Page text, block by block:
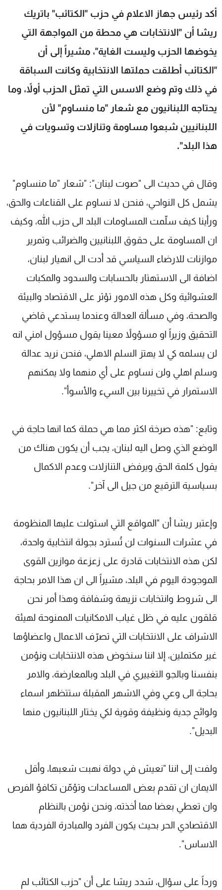
أكد رئيس جهاز الاعلام في حزب "الكتائب" باتريك
ريشا أن "الانتخابات هي محطة من المواجهة التي
يخوضها الحزب وليست الغاية"، مشيراً إلى أن
"الكتائب أطلقت حملتها الانتخابية وكانت السباقة
في ذلك وتم وضع الاسس التي تمثل الحزب أولاً، وما
يحتاجه اللبنانيون مع شعار "ما منساوم" لأن
اللبنانيين شبعوا مساومة وتنازلات وتسويات في
هذا البلد".
وقال في حديث الى "صوت لبنان": "شعار "ما منساوم"
يشمل كل النواحي، فنحن لا نساوم على القناعات والحق،
ورأينا كيف سلّمت المساومات البلد الى حزب الله، وكيف
ان المساومة على حقوق اللبنانيين والضرائب وتمرير
موازنات للارضاء السياسي قد أدت الى انهيار لبنان،
اضافة الى الاستهتار بالحسابات والسدود والمكبات
العشوائية وكل هذه الامور تؤثر على الاقتصاد والبيئة
والصحة، وفي مسألة العدالة وعندما يستدعي قاضي
التحقيق وزيراً او مسؤولاً معينا يقول مسؤول امني انه
لن يسلمه كي لا يهتز السلم الاهلي، فنحن نريد عدالة
وسلم اهلي ولن نساوم على أي منهما ولا يمكنهم
الاستمرار في تخييرنا بين السيء والأسوأ".
وتابع: "هذه صرخة اكثر مما هي حملة كما انها حاجة في
الوضع الذي وصل اليه لبنان، يجب أن يكون هناك من
يقول كلمة الحق ويرفض التنازلات وعدم الاكمال
بسياسية الترقيع من جيل الى آخر".
وإعتبر ريشا أن "المواقع التي استولت عليها المنظومة
في عشرات السنوات لن تُسترد بجولة انتخابية واحدة،
لكن هذه الانتخابات قادرة على زعزعة موازين القوى
الموجودة اليوم في البلد، مشيراً الى ان هذا الامر بحاجة
الى شروط وانتخابات نزيهة وشفافة وهذا أمر نحن
قلقون عليه في ظل غياب الامكانيات الممنوحة لهيئة
الاشراف على الانتخابات التي تصرّف الاعمال واعضاؤها
غير مكتملين، إلا اننا سنخوض هذه الانتخابات ونؤمن
بنفسنا وبالجو التغييري في البلد وبالمعارضة، والامر
بحاجة الى وعي وفي الاشهر المقبلة ستتظهر اسماء
ولوائح جدية ونظيفة وقوية لكي يختار اللبنانيون منها
البديل".
ولفت إلى اننا "نعيش في دولة نهبت شعبها، وأقل
الايمان ان تقدم بعض المساعدات وتؤمّن تكافؤ الفرص
وان تعطي بعضا مما أخذته، ونحن نؤمن بالنظام
الاقتصادي الحر بحيث يكون الفرد والمبادرة الفردية هما
الاساس".
ورداً على سؤال، شدد ريشا على أن "حزب الكتائب لم
شاهد البرامج
الترددات
عن MTV
الإنـتـاج
لاعلاناتكم
وظائف
تواصل معنا
شروط الإسـتخدام
سياسة الخصوصية